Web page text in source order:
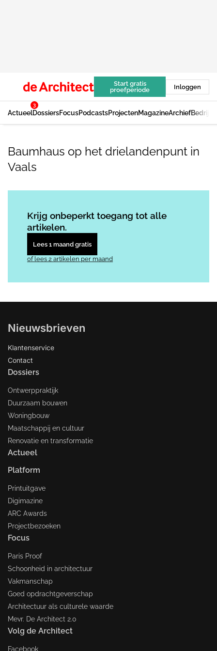
Start gratis
proefperiode
Inloggen
Actueel
3
DossiersFocusPodcastsProjectenMagazineArchief
Baumhaus op het drielandenpunt in
Vaals
Krijg onbeperkt toegang tot alle
artikelen.
Lees 1 maand gratis
of lees 2 artikelen per maand
Nieuwsbrieven
Klantenservice
Contact
Dossiers
Ontwerppraktijk
Duurzaam bouwen
Woningbouw
Maatschappij en cultuur
Renovatie en transformatie
Actueel
Platform
Printuitgave
Digimazine
ARC Awards
Projectbezoeken
Focus
Paris Proof
Schoonheid in architectuur
Vakmanschap
Goed opdrachtgeverschap
Architectuur als culturele waarde
Mevr. De Architect 2.0
Volg de Architect
Facebook